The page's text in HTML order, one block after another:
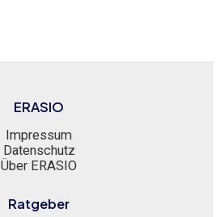
ERASIO
Impressum
Datenschutz
Über ERASIO
Ratgeber